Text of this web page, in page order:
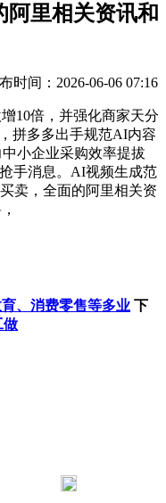
里相关资讯和
时间：2026-06-06 07:16
10倍，并强化商家天分
拼多多出手规范AI内容
小企业采购效率提拔
手消息。AI视频生成范
卖，全面的阿里相关资
、消费零售等多业 下
做